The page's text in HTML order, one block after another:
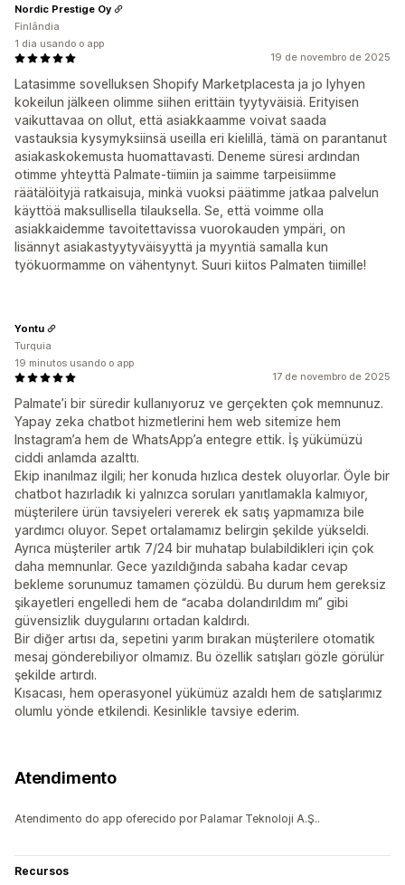
19 de novembro de 2025
Latasimme sovelluksen Shopify Marketplacesta ja jo lyhyen
kokeilun jälkeen olimme siihen erittäin tyytyväisiä. Erityisen
vaikuttavaa on ollut, että asiakkaamme voivat saada
vastauksia kysymyksiinsä useilla eri kielillä, tämä on parantanut
asiakaskokemusta huomattavasti. Deneme süresi ardından
otimme yhteyttä Palmate-tiimiin ja saimme tarpeisiimme
räätälöityjä ratkaisuja, minkä vuoksi päätimme jatkaa palvelun
käyttöä maksullisella tilauksella. Se, että voimme olla
asiakkaidemme tavoitettavissa vuorokauden ympäri, on
lisännyt asiakastyytyväisyyttä ja myyntiä samalla kun
työkuormamme on vähentynyt. Suuri kiitos Palmaten tiimille!
Nordic Prestige Oy
Finlândia
1 dia usando o app
17 de novembro de 2025
Palmate’i bir süredir kullanıyoruz ve gerçekten çok memnunuz.
Yapay zeka chatbot hizmetlerini hem web sitemize hem
Instagram’a hem de WhatsApp’a entegre ettik. İş yükümüzü
ciddi anlamda azalttı.
Ekip inanılmaz ilgili; her konuda hızlıca destek oluyorlar. Öyle bir
chatbot hazırladık ki yalnızca soruları yanıtlamakla kalmıyor,
müşterilere ürün tavsiyeleri vererek ek satış yapmamıza bile
yardımcı oluyor. Sepet ortalamamız belirgin şekilde yükseldi.
Ayrıca müşteriler artık 7/24 bir muhatap bulabildikleri için çok
daha memnunlar. Gece yazıldığında sabaha kadar cevap
bekleme sorunumuz tamamen çözüldü. Bu durum hem gereksiz
şikayetleri engelledi hem de “acaba dolandırıldım mı” gibi
güvensizlik duygularını ortadan kaldırdı.
Bir diğer artısı da, sepetini yarım bırakan müşterilere otomatik
mesaj gönderebiliyor olmamız. Bu özellik satışları gözle görülür
şekilde artırdı.
Kısacası, hem operasyonel yükümüz azaldı hem de satışlarımız
olumlu yönde etkilendi. Kesinlikle tavsiye ederim.
Yontu
Turquia
19 minutos usando o app
Atendimento
Atendimento do app oferecido por Palamar Teknoloji A.Ş..
Recursos